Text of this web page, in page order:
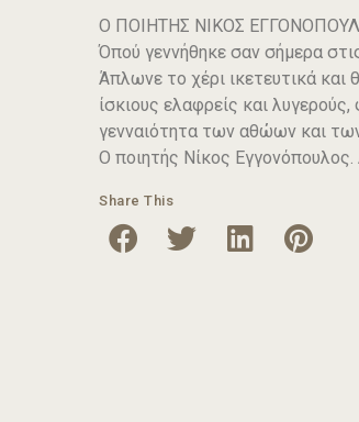
Ο ΠΟΙΗΤΗΣ ΝΙΚΟΣ
Όπού γεννήθηκε σαν σήμερα
Άπλωνε το χέρι ικετευτικά
ίσκιους ελαφρείς και
γενναιότητα των αθώων και
Ο ποιητής Νίκος
Share This